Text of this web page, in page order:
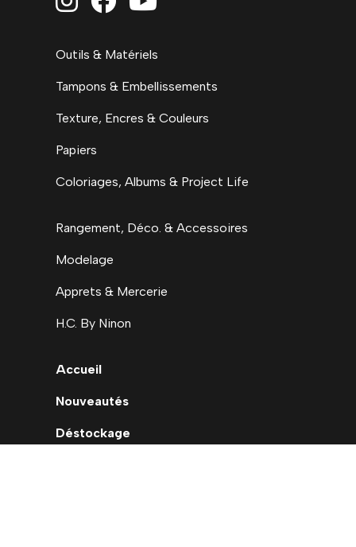
Outils & Matériels
Tampons & Embellissements
Texture, Encres & Couleurs
Papiers
Coloriages, Albums & Project Life
Rangement, Déco. & Accessoires
Modelage
Apprets & Mercerie
H.C. By Ninon
Accueil
Nouveautés
Déstockage